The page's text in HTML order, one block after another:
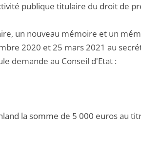
publique titulaire du droit de
un nouveau mémoire et un
2020 et 25 mars 2021 au
demande au Conseil d'Etat :
la somme de 5 000 euros au